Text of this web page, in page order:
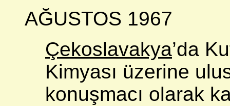
AĞUSTOS 1967
Çekoslavakya’da
Kimyası üzerine
konuşmacı olarak